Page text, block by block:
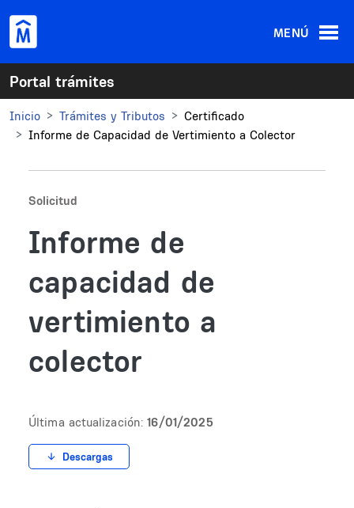
MENÚ
Portal trámites
Inicio Trámites y Tributos
Certificado
Informe de Capacidad de Vertimiento a Colector
Solicitud
Informe de
capacidad de
vertimiento a
colector
Última actualización: 16/01/2025
Descargas